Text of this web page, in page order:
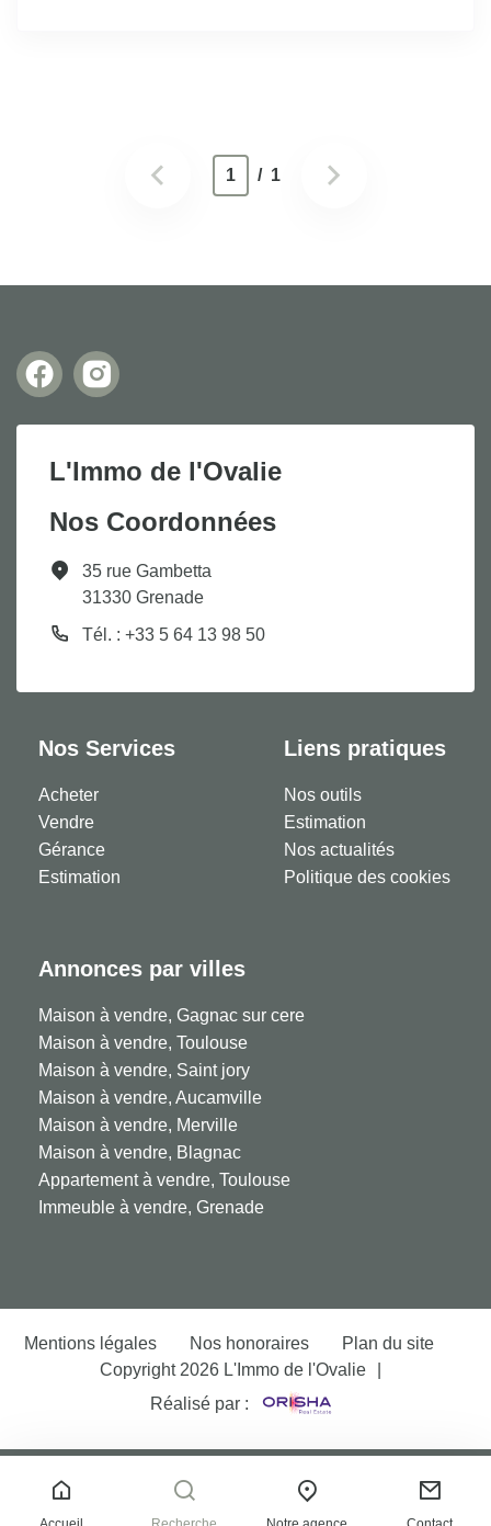
1 / 1
L'Immo de l'Ovalie
Nos Coordonnées
35 rue Gambetta
31330 Grenade
Tél. : +33 5 64 13 98 50
Nos Services
Acheter
Vendre
Gérance
Estimation
Liens pratiques
Nos outils
Estimation
Nos actualités
Politique des cookies
Annonces par villes
Maison à vendre, Gagnac sur cere
Maison à vendre, Toulouse
Maison à vendre, Saint jory
Maison à vendre, Aucamville
Maison à vendre, Merville
Maison à vendre, Blagnac
Appartement à vendre, Toulouse
Immeuble à vendre, Grenade
Mentions légales Nos honoraires
Plan du site
Copyright 2026 L'Immo de l'Ovalie
Réalisé par :